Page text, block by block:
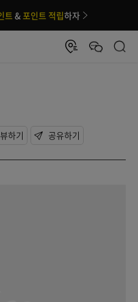
트 &포인트 적립하자
하기 공유하기